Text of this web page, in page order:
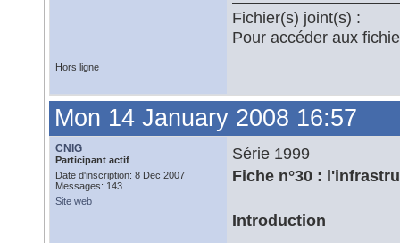
Fichier(s) joint(s) :
Pour accéder aux
Hors ligne
Mon 14 January 2008 16:57
CNIG
Participant actif
Date d'inscription: 8 Dec 2007
Messages: 143
Site web
Série 1999
Fiche n°30 :
Introduction